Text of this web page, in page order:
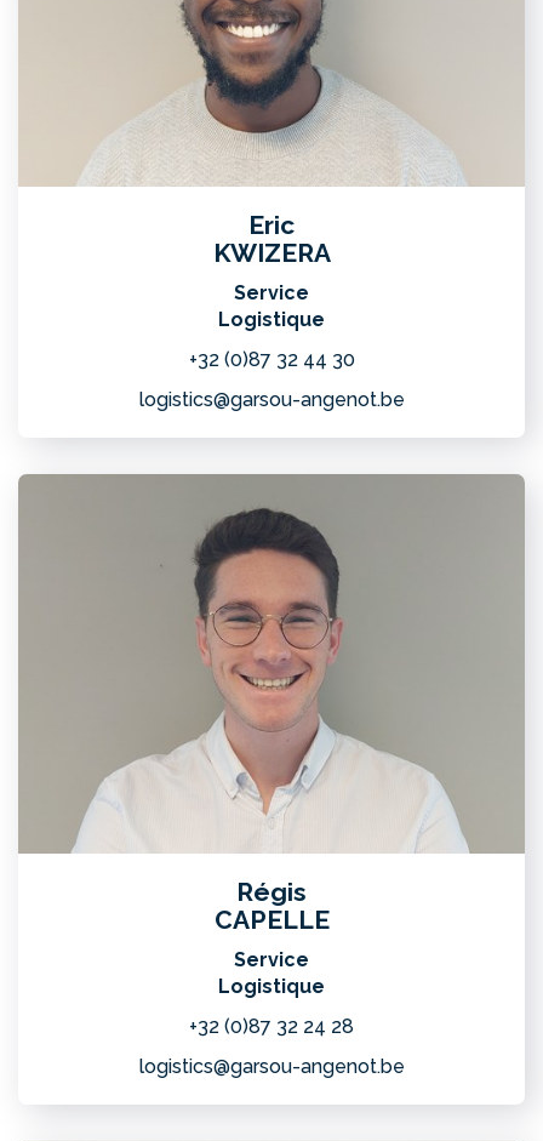
Eric
KWIZERA
Service
Logistique
+32 (0)87 32 44 30
logistics@garsou-angenot.be
Régis
CAPELLE
Service
Logistique
+32 (0)87 32 24 28
logistics@garsou-angenot.be